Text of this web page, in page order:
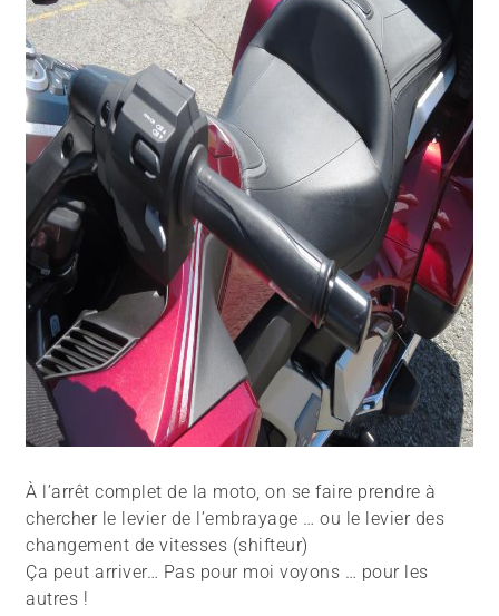
À l’arrêt complet de la moto, on se faire prendre à
chercher le levier de l’embrayage … ou le levier des
changement de vitesses (shifteur)
Ça peut arriver… Pas pour moi voyons … pour les
autres !